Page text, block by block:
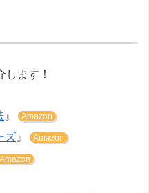
ます！
』 Amazon
ズ 』 Amazon
Amazon